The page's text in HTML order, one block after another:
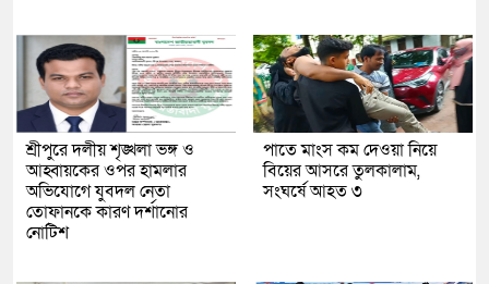
শ্রীপুরে দলীয় শৃঙ্খলা ভঙ্গ ও
আহ্বায়কের ওপর হামলার
অভিযোগে যুবদল নেতা
তোফানকে কারণ দর্শানোর
নোটিশ
পাতে মাংস কম দেওয়া নিয়ে
বিয়ের আসরে তুলকালাম,
সংঘর্ষে আহত ৩